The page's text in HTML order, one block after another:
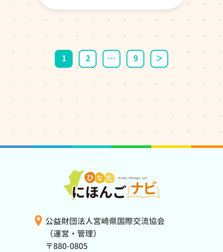
投稿ナビゲーション
1 2 … 9 ＞
公益財団法人宮崎県国際交流協会
（運営・管理）
〒880-0805